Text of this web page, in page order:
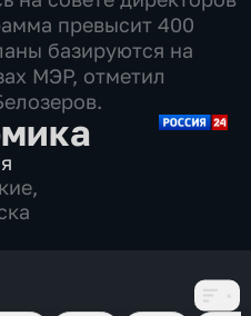
превысит 400
базируются на
МЭР, отметил
,